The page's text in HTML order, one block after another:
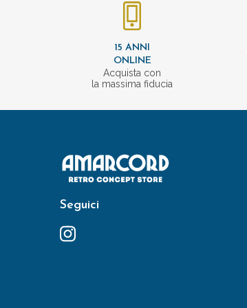
15 ANNI
ONLINE
Acquista con
la massima fiducia
Seguici